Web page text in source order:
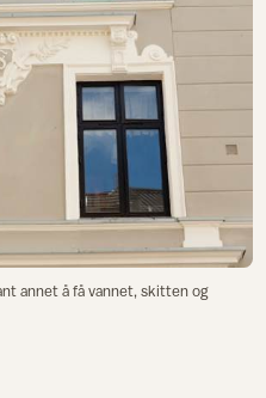
annet å få vannet, skitten og